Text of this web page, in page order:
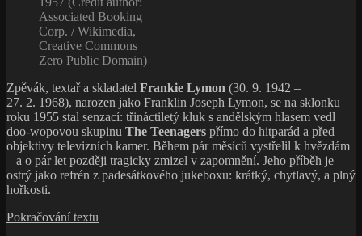
Associated Booking
Corp. / Wikimedia,
Creative Commons
Zero Public Domain)
Zpěvák, textař a skladatel Frankie Lymon (30. 9. 1942 –
27. 2. 1968), narozen jako Franklin Joseph Lymon, se na sklonku
roku 1955 stal senzací: třináctiletý kluk s andělským hlasem vedl
doo-wopovou skupinu The Teenagers přímo do hitparád a před
objektivy televizních kamer. Během pár měsíců vystřelil k hvězdám
– a o pár let později tragicky zmizel v zapomnění. Jeho příběh je
ostrý jako refrén z padesátkového jukeboxu: krátký, chytlavý, a plný
hořkosti.
Pokračování textu